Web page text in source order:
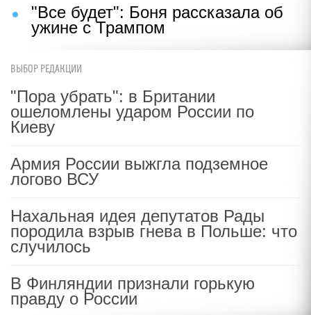
"Все будет": Боня рассказала об
ужине с Трампом
ВЫБОР РЕДАКЦИИ
"Пора убрать": в Британии
ошеломлены ударом России по
Киеву
Армия России выжгла подземное
логово ВСУ
Нахальная идея депутатов Рады
породила взрыв гнева в Польше: что
случилось
В Финляндии признали горькую
правду о России